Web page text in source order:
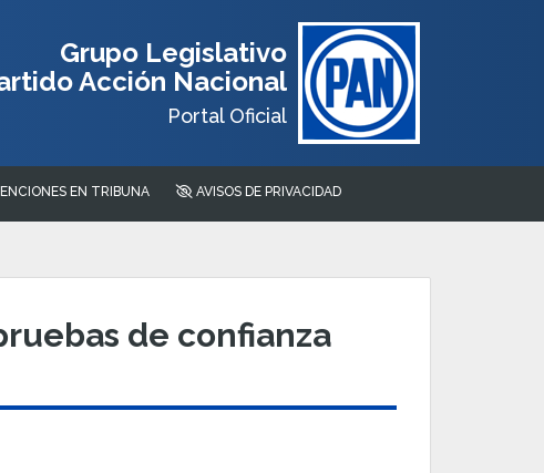
Grupo Legislativo
Acción Nacional
Portal Oficial
EN TRIBUNA AVISOS DE PRIVACIDAD
de confianza